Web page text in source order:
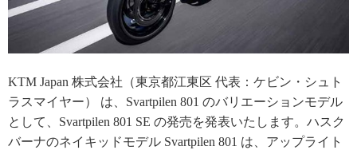
KTM Japan 株式会社（東京都江東区 代表：ケビン・シュト
ラスマイヤー） は、Svartpilen 801 のバリエーションモデル
として、Svartpilen 801 SE の発売を発表いたします。ハスク
バーナのネイキッドモデル Svartpilen 801 は、アップライト